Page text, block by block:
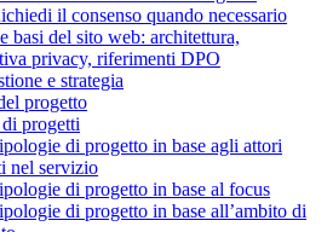
il consenso quando necessario
basi del sito web: architettura,
privacy, riferimenti DPO
e strategia
progetto
progetti
di progetto in base agli attori
nel servizio
di progetto in base al focus
di progetto in base all’ambito di